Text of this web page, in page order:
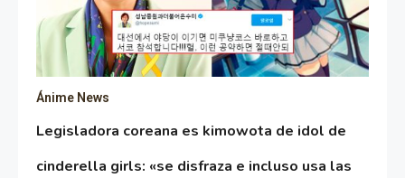
Ánime News
Legisladora coreana es kimowota de idol de
cinderella girls: «se disfraza e incluso usa las